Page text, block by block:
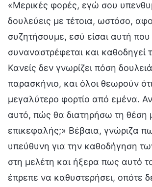
«Μερικές φορές, εγώ σου
δουλεύεις με τέτοια, ωστόσο,
συζητήσουμε, εσύ είσαι αυτή που
συναναστρέφεται και καθοδηγεί
Κανείς δεν γνωρίζει πόση
παρασκήνιο, και όλοι θεωρούν
μεγαλύτερο φορτίο από εμένα. Αν
αυτό, πώς θα διατηρήσω τη θέση
επικεφαλής;» Βέβαια, γνώριζα
υπεύθυνη για την καθοδήγηση
στη μελέτη και ήξερα πως αυτό
έπρεπε να καθυστερήσει, οπότε